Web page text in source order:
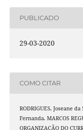
PUBLICADO
29-03-2020
COMO CITAR
RODRIGUES, Joseane
Fernanda. MARCOS
ORGANIZAÇÃO DO